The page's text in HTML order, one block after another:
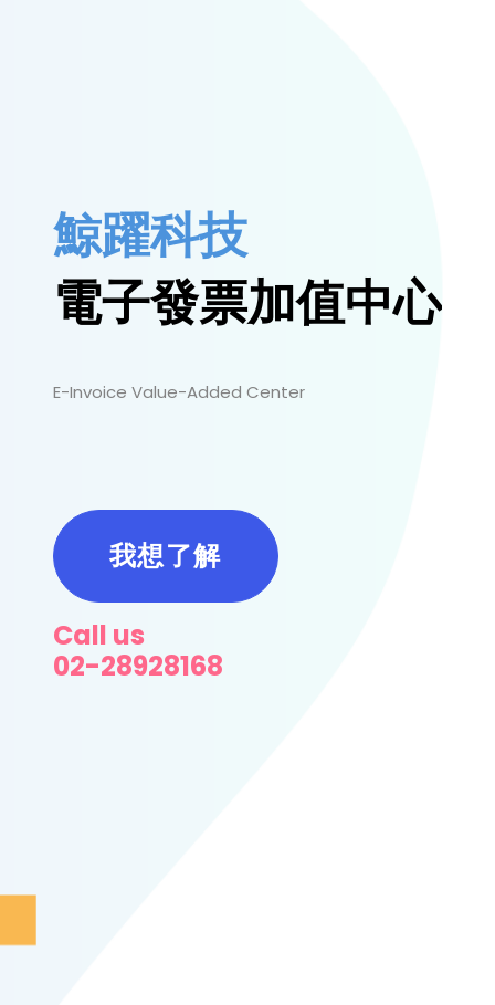
鯨躍科技
電子發票加值中心
E-Invoice Value-Added Center
我想了解
Call us
02-28928168